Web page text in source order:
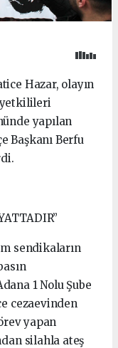
Hazar, olayın
yetkilileri
yapılan
Başkanı Berfu
sendikaların
1 Nolu Şube
cezaevinden
yapan
silahla ateş